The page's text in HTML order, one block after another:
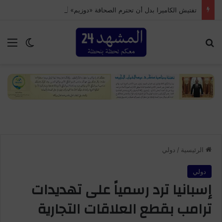
الوضع
الرئيسية / دولي
دولي
إسبانيا ترد رسمياً على تهديدات
ترامب بقطع العلاقات التجارية